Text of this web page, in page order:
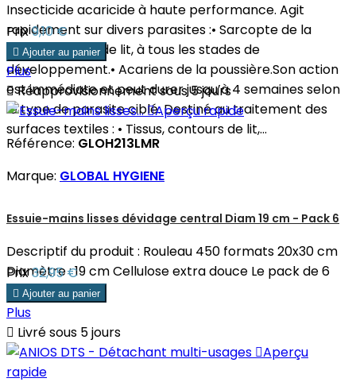
Insecticide acaricide à haute performance. Agit
rapidement sur divers parasites :• Sarcopte de la
gale.• Punaises de lit, à tous les stades de
développement.• Acariens de la poussière.Son action
est immédiate et peut durer jusqu’à 4 semaines selon
le type de parasite ciblé. Destiné au traitement des
surfaces textiles : • Tissus, contours de lit,...
Prix9,10 €
 Ajouter au panier
Plus
Réapprovisionnement sous 5 jours
Aperçu rapide
Référence: GLOH213LMR
Marque: GLOBAL HYGIENE
Essuie-mains lisses dévidage central Diam 19 cm - Pack 6
Descriptif du produit : Rouleau 450 formats 20x30 cm
Diamètre : 19 cm Cellulose extra douce Le pack de 6
rouleaux.
Prix32,95 €
 Ajouter au panier
Plus
 Livré sous 5 jours
Aperçu
rapide